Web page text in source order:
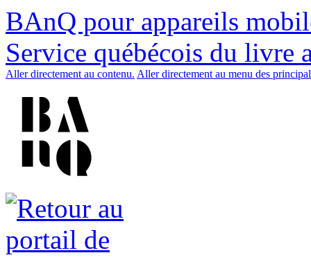
BAnQ pour appareils
Service québécois du livre
Aller directement au contenu. Aller directement au menu des